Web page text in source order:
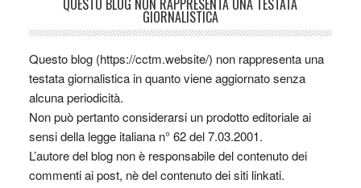
QUESTO BLOG NON RAPPRESENTA UNA TESTATA
GIORNALISTICA
Questo blog (https://cctm.website/) non rappresenta una
testata giornalistica in quanto viene aggiornato senza
alcuna periodicità.
Non può pertanto considerarsi un prodotto editoriale ai
sensi della legge italiana n° 62 del 7.03.2001.
L’autore del blog non è responsabile del contenuto dei
commenti ai post, nè del contenuto dei siti linkati.